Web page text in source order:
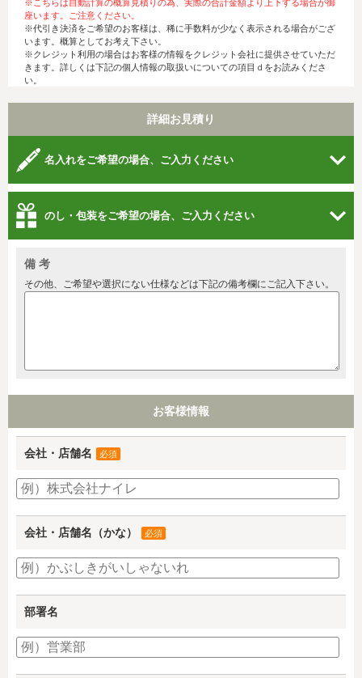
※こちらは自動計算の概算見積りの為、実際の合計金額より上下する場合が御
座います。ご注意ください。
※代引き決済をご希望のお客様は、稀に手数料が少なく表示される場合がござ
います。概算としてお考え下さい。
※クレジット利用の場合はお客様の情報をクレジット会社に提供させていただ
きます。詳しくは下記の個人情報の取扱いについての項目ｄをお読みくださ
い。
詳細お見積り
名入れをご希望の場合、ご入力ください
のし・包装をご希望の場合、ご入力ください
備 考
その他、ご希望や選択にない仕様などは下記の備考欄にご記入下さい。
お客様情報
会社・店舗名 必須
会社・店舗名（かな） 必須
部署名